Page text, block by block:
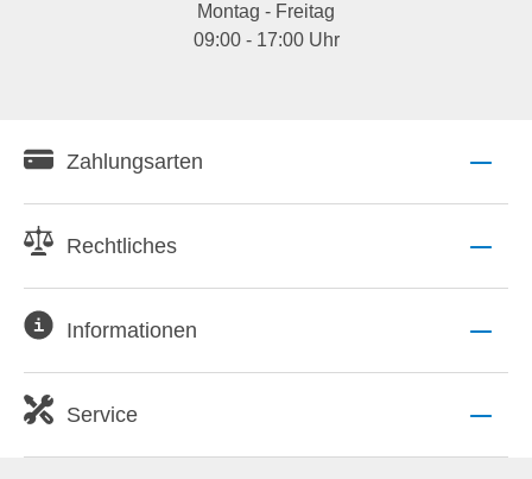
Montag - Freitag
09:00 - 17:00 Uhr
Zahlungsarten
Rechtliches
Informationen
Service